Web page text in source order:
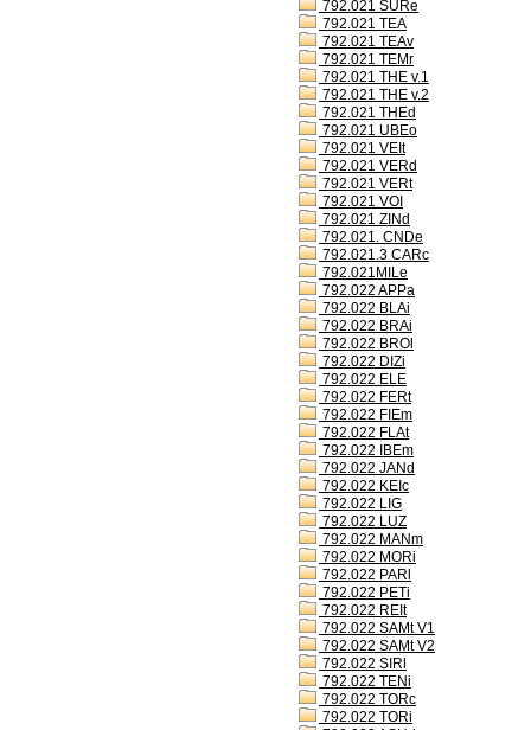
792.021 SURe
792.021 TEA
792.021 TEAv
792.021 TEMr
792.021 THE v.1
792.021 THE v.2
792.021 THEd
792.021 UBEo
792.021 VEIt
792.021 VERd
792.021 VERt
792.021 VOI
792.021 ZINd
792.021. CNDe
792.021.3 CARc
792.021MILe
792.022 APPa
792.022 BLAi
792.022 BRAi
792.022 BROl
792.022 DIZi
792.022 ELE
792.022 FERt
792.022 FIEm
792.022 FLAt
792.022 IBEm
792.022 JANd
792.022 KEIc
792.022 LIG
792.022 LUZ
792.022 MANm
792.022 MORi
792.022 PARl
792.022 PETi
792.022 REIt
792.022 SAMt V1
792.022 SAMt V2
792.022 SIRl
792.022 TENi
792.022 TORc
792.022 TORi